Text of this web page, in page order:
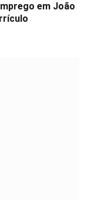
em João